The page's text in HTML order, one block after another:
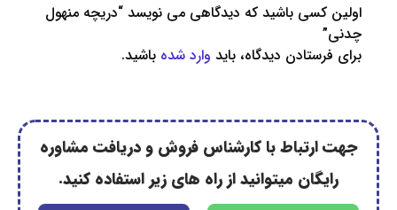
باشید که دیدگاهی می نویسد “دریچه منهول
دیدگاه، باید وارد شدهباشید.
با کارشناس فروش و دریافت مشاوره
میتوانید از راه های زیر استفاده کنید.